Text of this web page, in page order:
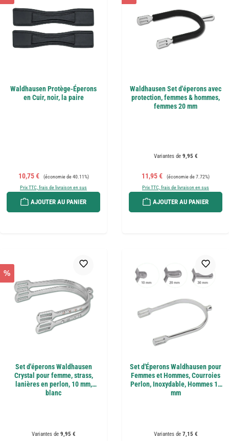
Waldhausen Protège-Éperons
en Cuir, noir, la paire
Prix de vente :
10,75 € Prix régulier :
(économie de 40.11%)
Prix TTC, frais de livraison en sus
AJOUTER AU PANIER
Waldhausen Set d'éperons avec
protection, femmes & hommes,
femmes 20 mm
Variantes de9,95 €
Prix de vente :
11,95 € Prix régulier :
(économie de 7.72%)
Prix TTC, frais de livraison en sus
AJOUTER AU PANIER
%
Set d'éperons Waldhausen
Crystal pour femme, strass,
lanières en perlon, 10 mm,
blanc
Variantes de9,95 €
Set d'Éperons Waldhausen pour
Femmes et Hommes, Courroies
Perlon, Inoxydable, Hommes 10
mm
Variantes de7,15 €